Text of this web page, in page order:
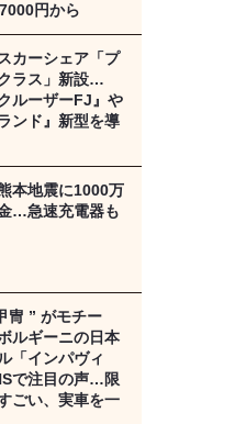
円から
カーシェア「プ
ラス」新設…
ルーザーFJ』や
ンド』新型を導
本地震に1000万
…急速充電器も
冑 ” がモチー
ルギーニの日本
「インパヴィ
で注目の声…限
ごい、実車を一